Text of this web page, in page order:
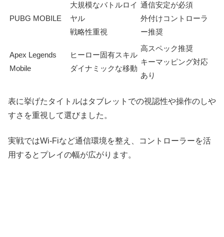
PUBG MOBILE
大規模なバトルロイ
ヤル
戦略性重視
通信安定が必須
外付けコントローラ
ー推奨
Apex Legends
Mobile
ヒーロー固有スキル
ダイナミックな移動
高スペック推奨
キーマッピング対応
あり
表に挙げたタイトルはタブレットでの視認性や操作のしや
すさを重視して選びました。
実戦ではWi‑Fiなど通信環境を整え、コントローラーを活
用するとプレイの幅が広がります。